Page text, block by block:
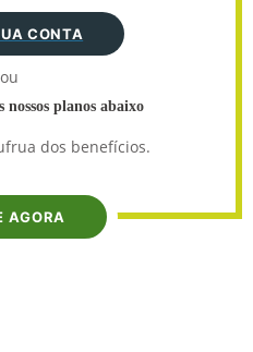
CONTA
ou
nossos planos abaixo
dos benefícios.
AGORA